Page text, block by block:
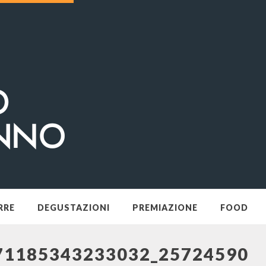
DEGUSTAZIONI PREMIAZIONE FOOD